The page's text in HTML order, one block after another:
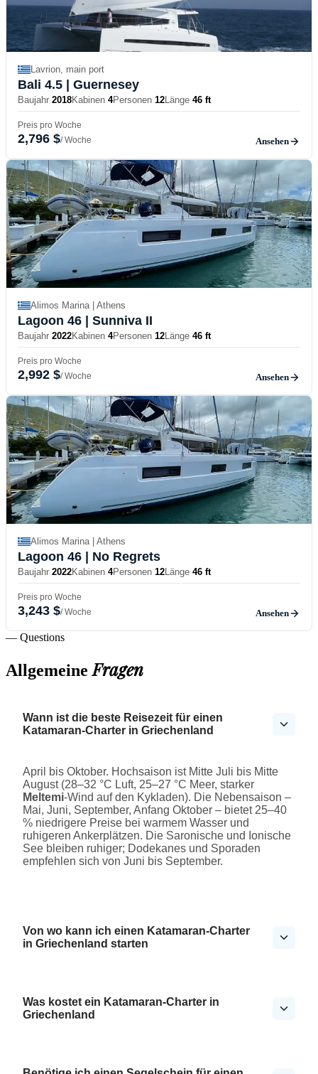
Lavrion, main port
Bali 4.5 | Guernesey
Baujahr 2018Kabinen 4Personen 12Länge 46 ft
Preis pro Woche
2,796 $/ Woche Ansehen
Alimos Marina | Athens
Lagoon 46 | Sunniva II
Baujahr 2022Kabinen 4Personen 12Länge 46 ft
Preis pro Woche
2,992 $/ Woche Ansehen
Alimos Marina | Athens
Lagoon 46 | No Regrets
Baujahr 2022Kabinen 4Personen 12Länge 46 ft
Preis pro Woche
3,243 $/ Woche Ansehen
— Questions
AllgemeineFragen
Wann ist die beste Reisezeit für einen
Katamaran-Charter in Griechenland
April bis Oktober. Hochsaison ist Mitte Juli bis Mitte
August (28–32 °C Luft, 25–27 °C Meer, starker
Meltemi-Wind auf den Kykladen). Die Nebensaison –
Mai, Juni, September, Anfang Oktober – bietet 25–40
% niedrigere Preise bei warmem Wasser und
ruhigeren Ankerplätzen. Die Saronische und Ionische
See bleiben ruhiger; Dodekanes und Sporaden
empfehlen sich von Juni bis September.
Von wo kann ich einen Katamaran-Charter
in Griechenland starten
Was kostet ein Katamaran-Charter in
Griechenland